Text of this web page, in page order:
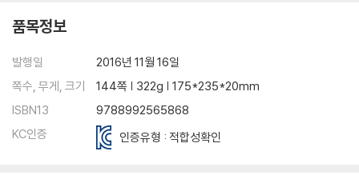
품목정보
발행일
2016년 11월 16일
쪽수, 무게, 크기
144쪽 | 322g | 175*235*20mm
ISBN13
9788992565868
KC인증
인증유형 : 적합성확인